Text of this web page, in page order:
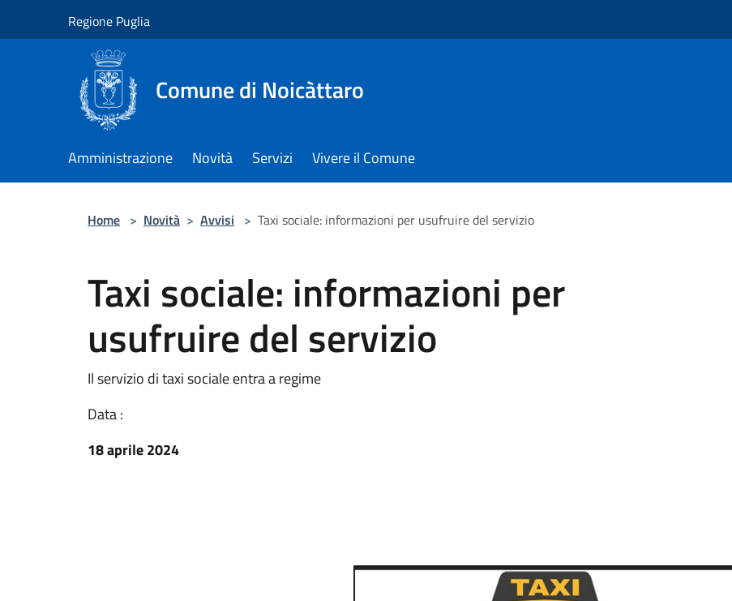
Regione Puglia
Comune di Noicàttaro
Amministrazione Novità Servizi Vivere il Comune
Home > Novità > Avvisi > Taxi sociale: informazioni per usufruire del servizio
Taxi sociale: informazioni per
usufruire del servizio
Il servizio di taxi sociale entra a regime
Data :
18 aprile 2024